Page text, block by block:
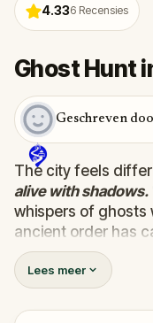
4.336 Recensies
Ghost Hunt
Geschreven
The city feels
alive with shadows.
whispers of ghosts
ancient order has
Armed with a
supernatural, you
wandering spirits.
worlds…one hides
Lees meer